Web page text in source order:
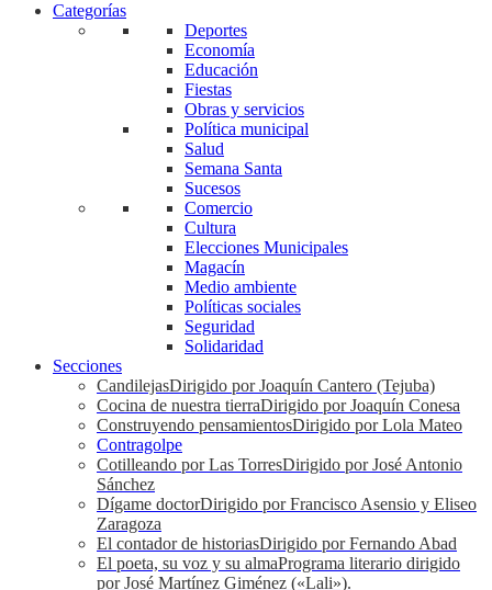
Categorías
Deportes
Economía
Educación
Fiestas
Obras y servicios
Política municipal
Salud
Semana Santa
Sucesos
Comercio
Cultura
Elecciones Municipales
Magacín
Medio ambiente
Políticas sociales
Seguridad
Solidaridad
Secciones
CandilejasDirigido por Joaquín Cantero (Tejuba)
Cocina de nuestra tierraDirigido por Joaquín Conesa
Construyendo pensamientosDirigido por Lola Mateo
Contragolpe
Cotilleando por Las TorresDirigido por José Antonio
Sánchez
Dígame doctorDirigido por Francisco Asensio y Eliseo
Zaragoza
El contador de historiasDirigido por Fernando Abad
El poeta, su voz y su almaPrograma literario dirigido
por José Martínez Giménez («Lali»).